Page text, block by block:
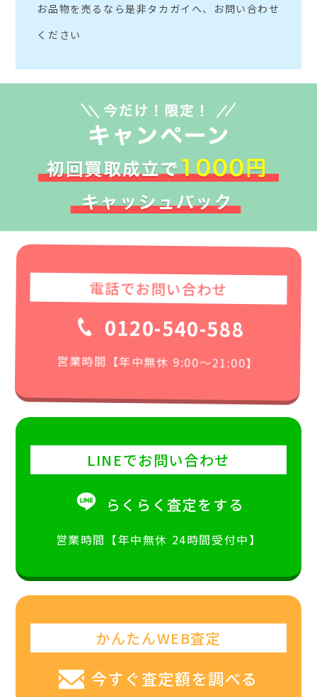
お品物を売るなら是非タカガイへ、お問い合わせ
ください
電話でお問い合わせ
0120-540-588
営業時間【年中無休 9:00〜21:00】
LINEでお問い合わせ
らくらく査定をする
営業時間【年中無休 24時間受付中】
かんたんWEB査定
今すぐ査定額を調べる